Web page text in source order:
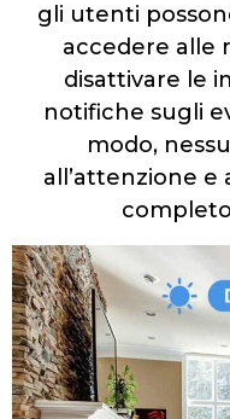
gli utenti
accedere alle
disattivare le
notifiche sugli
modo,
all’attenzione e